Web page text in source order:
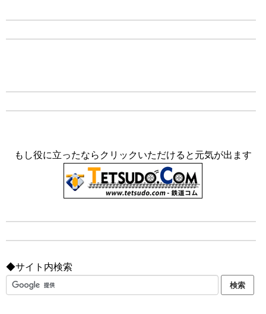
もし役に立ったならクリックいただけると元気が出ます
◆サイト内検索